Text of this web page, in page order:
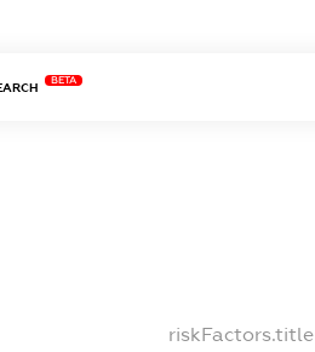
BETA
riskFactors.title